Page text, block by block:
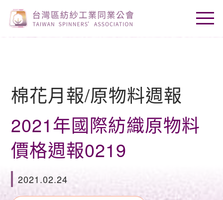
棉花月報/原物料週報
2021年國際紡織原物料
價格週報0219
2021.02.24